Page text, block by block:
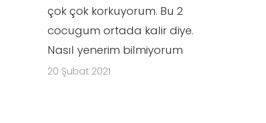
çok çok korkuyorum. Bu 2
cocugum ortada kalir diye.
Nasıl yenerim bilmiyorum
20 Şubat 2021